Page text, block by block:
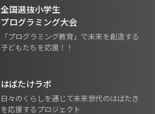
全国選抜小学生
プログラミング大会
「プログラミング教育」で未来を創造する
子どもたちを応援！！
はばたけラボ
日々のくらしを通じて未来世代のはばたき
を応援するプロジェクト